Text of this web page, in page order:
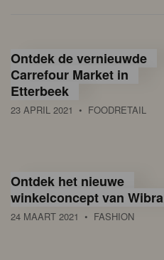
Ontdek de vernieuwde
Carrefour Market in
Etterbeek
23 APRIL 2021 • FOODRETAIL
Ontdek het nieuwe
winkelconcept van Wibra
24 MAART 2021 • FASHION